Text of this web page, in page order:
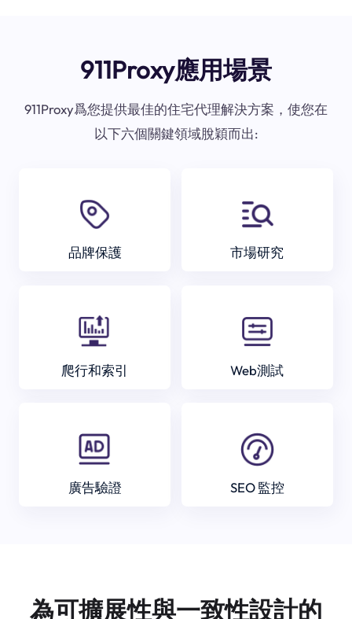
911Proxy應用場景
911Proxy爲您提供最佳的住宅代理解決方案，使您在
以下六個關鍵領域脫穎而出:
品牌保護 市場研究
爬行和索引 Web測試
廣告驗證 SEO 監控
為可擴展性與一致性設計的